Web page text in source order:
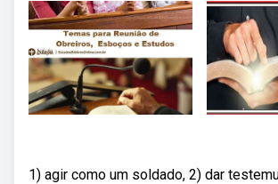
1) agir como um soldado, 2) dar